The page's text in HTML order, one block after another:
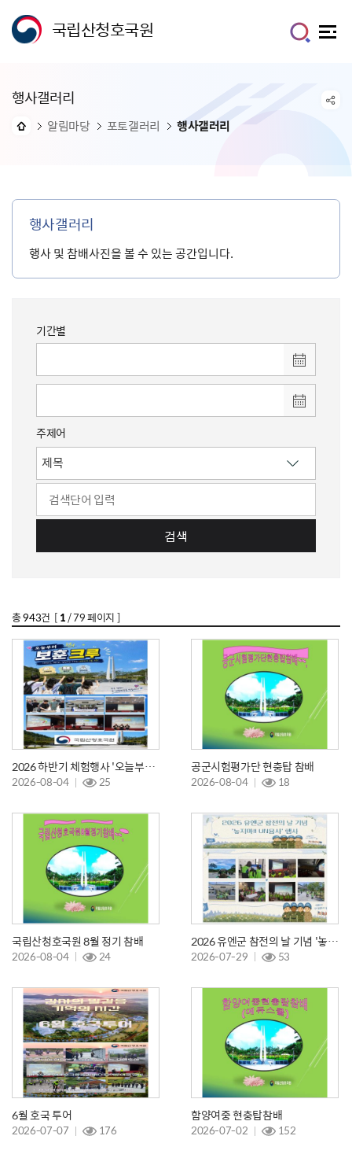
국립산청호국원
행사갤러리
알림마당 포토갤러리 행사갤러리
행사갤러리
행사 및 참배사진을 볼 수 있는 공간입니다.
기간별
주제어
검색
총943건 [ 1/ 79 페이지 ]
2026 하반기 체험행사 '오늘부터 <보훈> 크루'
2026-08-04 25
공군시험평가단 현충탑 참배
2026-08-04 18
국립산청호국원 8월 정기 참배
2026-08-04 24
2026 유엔군 참전의 날 기념 '놓지마!! UN용사' 행사
2026-07-29 53
6월 호국 투어
2026-07-07 176
함양여중 현충탑참배
2026-07-02 152